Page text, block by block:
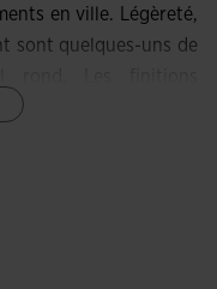
en ville. Légèreté,
sont quelques-uns de
thermocollées évitent
léger, élastique
dans les zones
régulent l'humidité et